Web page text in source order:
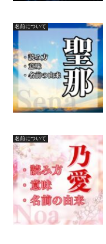
名前について
名前について